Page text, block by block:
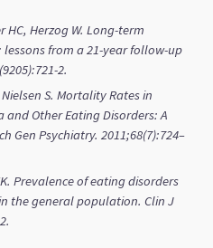
HC, Herzog W. Long-term
from a 21-year follow-up
2.
S. Mortality Rates in
and Other Eating Disorders: A
Gen Psychiatry. 2011;68(7):724–
Prevalence of eating disorders
the general population. Clin J